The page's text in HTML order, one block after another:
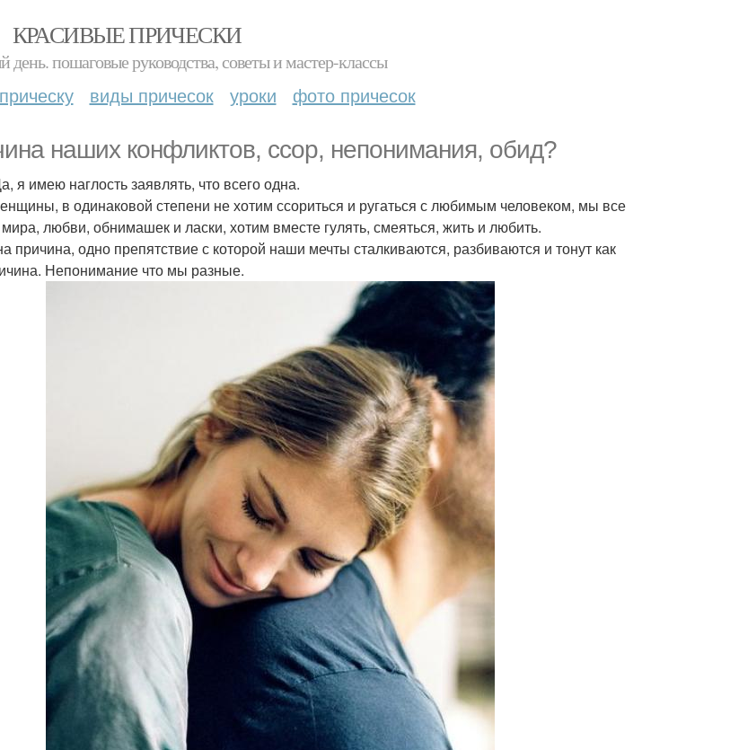
КРАСИВЫЕ ПРИЧЕСКИ
пошаговые руководства, советы и мастер-классы
виды причесок уроки фото причесок
наших конфликтов, ссор, непонимания, обид?
я имею наглость заявлять, что всего одна.
в одинаковой степени не хотим ссориться и ругаться с любимым человеком, мы все
любви, обнимашек и ласки, хотим вместе гулять, смеяться, жить и любить.
причина, одно препятствие с которой наши мечты сталкиваются, разбиваются и тонут как
Непонимание что мы разные.